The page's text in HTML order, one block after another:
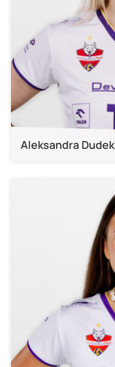
Aleksandra Dudek